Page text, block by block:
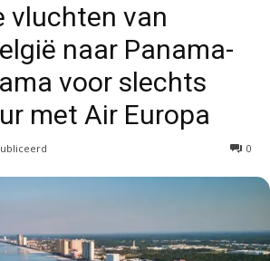
vluchten van
naar Panama-
voor slechts
met Air Europa
0